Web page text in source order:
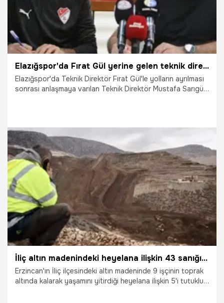
Elazığspor'da Fırat Gül yerine gelen teknik direktör belli oldu
Elazığspor'da Teknik Direktör Fırat Gül'le yolların ayrılması
sonrası anlaşmaya varılan Teknik Direktör Mustafa Sarıgül
2.10.2025 Şampiy10
İliç altın madenindeki heyelana ilişkin 43 sanığın yargılanmasına başlandı
Erzincan'ın İliç ilçesindeki altın madeninde 9 işçinin toprak
altında kalarak yaşamını yitirdiği heyelana ilişkin 5'i tutuklu